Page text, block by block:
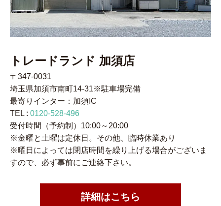
トレードランド 加須店
〒347-0031
埼玉県加須市南町14-31※駐車場完備
最寄りインター：加須IC
TEL : 0120-528-496
受付時間（予約制）10:00～20:00
※金曜と土曜は定休日。その他、臨時休業あり
※曜日によっては閉店時間を繰り上げる場合がございま
すので、必ず事前にご連絡下さい。
詳細はこちら